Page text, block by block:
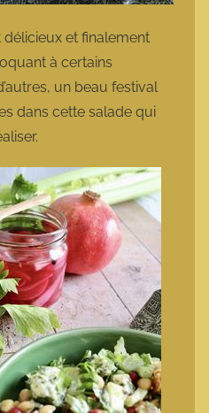
et finalement
à certains
un beau festival
dans cette salade qui